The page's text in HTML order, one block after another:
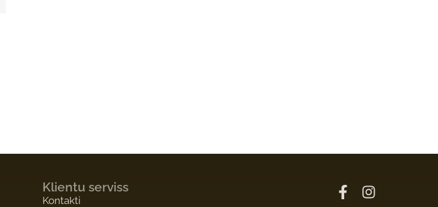
Klientu serviss
Kontakti